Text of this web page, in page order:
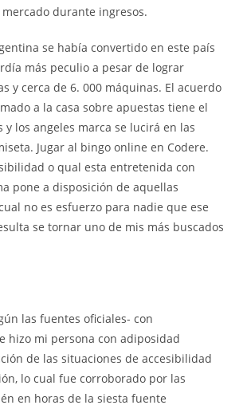
durante ingresos.
se había convertido en este país
más peculio a pesar de lograr
y cerca de 6. 000 máquinas. El acuerdo
a la casa sobre apuestas tiene el
y los angeles marca se lucirá en las
Jugar al bingo online en Codere.
o qual esta entretenida con
pone a disposición de aquellas
no es esfuerzo para nadie que ese
se tornar uno de mis más buscados
las fuentes oficiales- con
hizo mi persona con adiposidad
de las situaciones de accesibilidad
lo cual fue corroborado por las
en horas de la siesta fuente